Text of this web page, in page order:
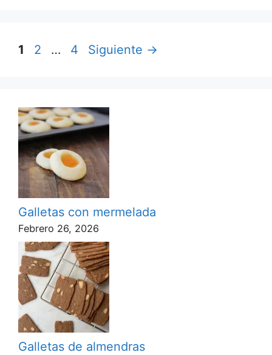
1 2 … 4 Siguiente →
Galletas con mermelada
Febrero 26, 2026
Galletas de almendras